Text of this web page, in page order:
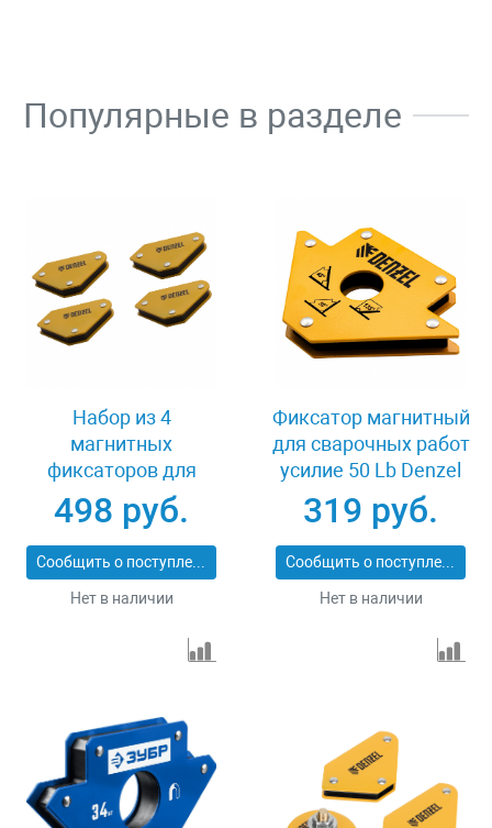
Популярные в разделе
Набор из 4
магнитных
фиксаторов для
сварочных работ
Denzel 97555
498 руб.
Сообщить о поступлении
Нет в наличии
Фиксатор магнитный
для сварочных работ
усилие 50 Lb Denzel
97553
319 руб.
Сообщить о поступлении
Нет в наличии